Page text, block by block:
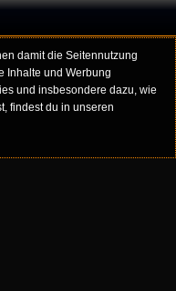
damit die Seitennutzung
Inhalte und Werbung
und insbesondere dazu, wie
findest du in unseren